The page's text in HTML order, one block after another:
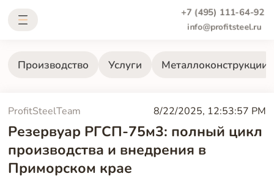
+7 (495) 111-64-92
info@profitsteel.ru
Производство Услуги Металлоконструкции
ProfitSteelTeam 8/22/2025, 12:53:57 PM
Резервуар РГСП-75м3: полный цикл
производства и внедрения в
Приморском крае